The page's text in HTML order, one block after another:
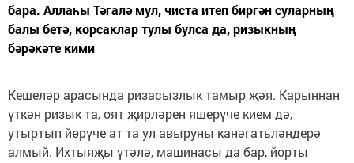
бара. Аллаһы Тәгалә мул, чиста итеп биргән суларның
балы бетә, корсаклар тулы булса да, ризыкның
бәрәкәте кими
Кешеләр арасында ризасызлык тамыр җәя. Карыннан
үткән ризык та, оят җирләрен яшерүче кием дә,
утыртып йөрүче ат та ул авыруны канәгатьләндерә
алмый. Ихтыяҗы үтәлә, машинасы да бар, йорты